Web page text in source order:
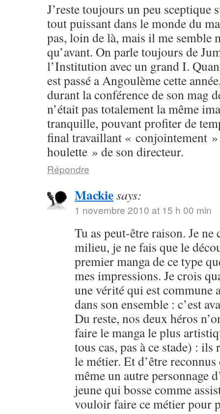
J’reste toujours un peu sceptique
tout puissant dans le monde du
pas, loin de là, mais il me semble
qu’avant. On parle toujours de
l’Institution avec un grand I.
est passé a Angoulème cette
durant la conférence de son mag
n’était pas totalement la même
tranquille, pouvant profiter de
final travaillant « conjointement
houlette » de son directeur.
Répondre
Mackiesays:
1 novembre 2010 at 15 h 00 min
Tu as peut-être raison. Je ne
milieu, je ne fais que le
premier manga de ce type
mes impressions. Je crois
une vérité qui est commune
dans son ensemble : c’est
Du reste, nos deux héros
faire le manga le plus
tous cas, pas à ce stade) : ils
le métier. Et d’être
même un autre personnage
jeune qui bosse comme
vouloir faire ce métier